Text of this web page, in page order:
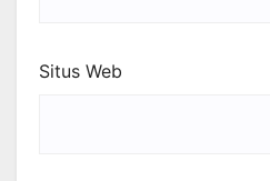
Situs Web